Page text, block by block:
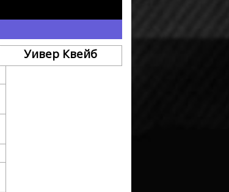
Уивер Квейб